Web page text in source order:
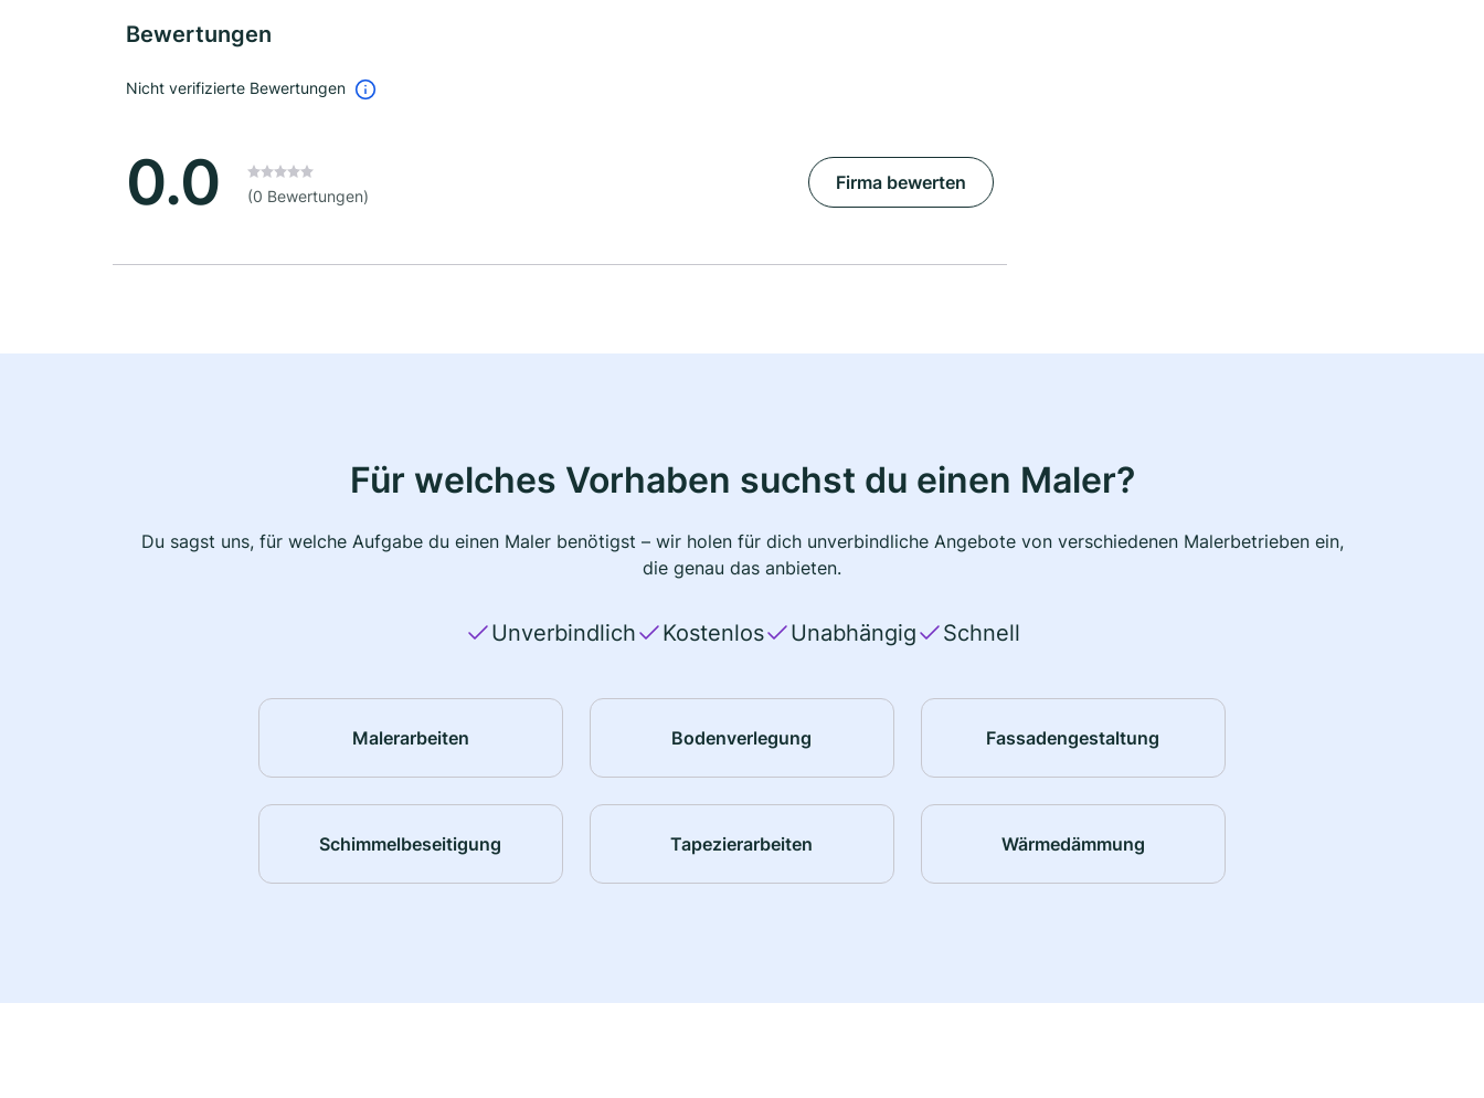
Bewertungen
Nicht verifizierte Bewertungen
0.0 (0 Bewertungen)
Firma bewerten
Für welches Vorhaben suchst du einen Maler?
Du sagst uns, für welche Aufgabe du einen Maler benötigst – wir holen für dich unverbindliche Angebote von verschiedenen Malerbetrieben ein,
die genau das anbieten.
Unverbindlich Kostenlos Unabhängig Schnell
Malerarbeiten Bodenverlegung Fassadengestaltung
Schimmelbeseitigung Tapezierarbeiten Wärmedämmung